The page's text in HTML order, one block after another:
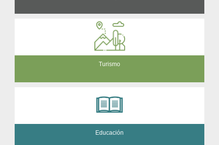
Turismo
Educación